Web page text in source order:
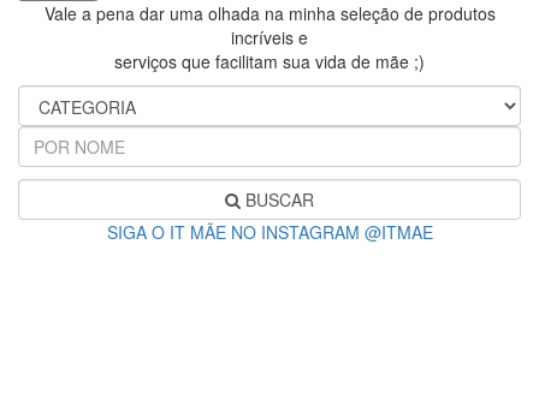
Vale a pena dar uma olhada na minha seleção de produtos
incríveis e
serviços que facilitam sua vida de mãe ;)
BUSCAR
SIGA O IT MÃE NO INSTAGRAM @ITMAE